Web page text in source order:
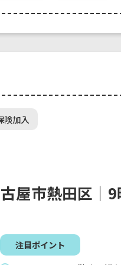
険加入
屋市熱田区｜
注目ポイント